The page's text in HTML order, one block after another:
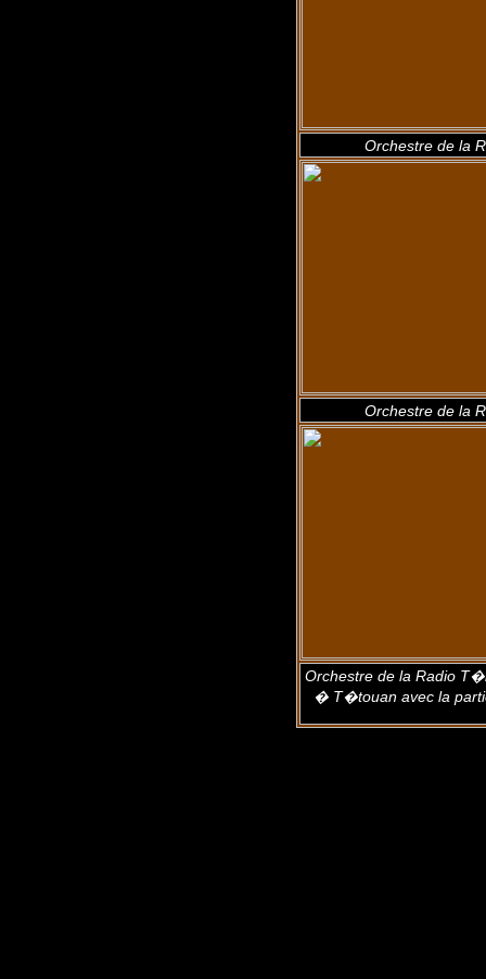
Orchestre de la
Orchestre de la
Orchestre de la Radio
� T�touan avec la